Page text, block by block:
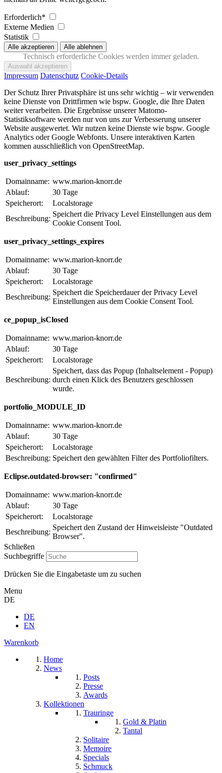
Erforderlich*
Externe Medien
Statistik
Technisch erforderliche Cookies werden immer geladen.
Impressum Datenschutz Cookie-Details
Der Schutz Ihrer Privatsphäre ist uns sehr wichtig – wir verwenden
keine Dienste von Drittfirmen wie bspw. Google, die Ihre Daten
weiter verarbeiten. Die Ergebnisse unserer Matomo-
Statistiksoftware werden nur von uns zur Verbesserung unserer
Website ausgewertet. Wir nutzen keine Dienste wie bspw. Google
Analytics oder Google Webfonts. Unsere interaktiven Karten
kommen ausschließlich von OpenStreetMap.
user_privacy_settings
Domainname: www.marion-knorr.de
Ablauf:
30 Tage
Speicherort:
Localstorage
Beschreibung:
Speichert die Privacy Level Einstellungen aus dem
Cookie Consent Tool.
user_privacy_settings_expires
Domainname: www.marion-knorr.de
Ablauf:
30 Tage
Speicherort:
Localstorage
Beschreibung:
Speichert die Speicherdauer der Privacy Level
Einstellungen aus dem Cookie Consent Tool.
ce_popup_isClosed
Domainname: www.marion-knorr.de
Ablauf:
30 Tage
Speicherort:
Localstorage
Beschreibung:
Speichert, dass das Popup (Inhaltselement - Popup)
durch einen Klick des Benutzers geschlossen
wurde.
portfolio_MODULE_ID
Domainname: www.marion-knorr.de
Ablauf:
30 Tage
Speicherort:
Localstorage
Beschreibung: Speichert den gewählten Filter des Portfoliofilters.
Eclipse.outdated-browser: "confirmed"
Domainname: www.marion-knorr.de
Ablauf:
30 Tage
Speicherort:
Localstorage
Beschreibung:
Speichert den Zustand der Hinweisleiste "Outdated
Browser".
Schließen
Suchbegriffe
Drücken Sie die Eingabetaste um zu suchen
Menu
DE
DE
EN
Warenkorb
Home
News
Posts
Presse
Awards
Kollektionen
Trauringe
Gold & Platin
Tantal
Solitaire
Memoire
Specials
Schmuck